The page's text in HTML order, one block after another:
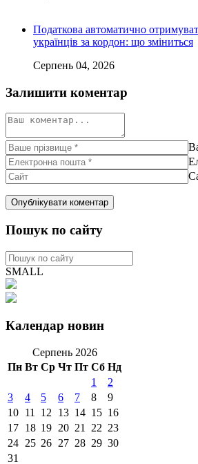
Податкова автоматично
українців за кордон: що зміниться
Серпень 04, 2026
Залишити коментар
Пошук по сайту
SMALL
Календар новин
Серпень 2026
Пн Вт Ср Чт Пт Сб Нд
1
2
3
4 5 6 7 8
9
10 11 12 13 14 15 16
17 18 19 20 21 22 23
24 25 26 27 28 29 30
31